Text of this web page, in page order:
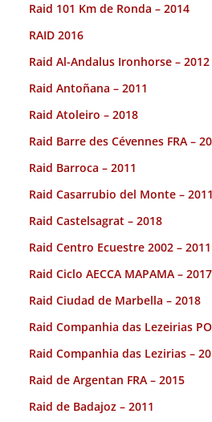
Raid 101 Km de Ronda – 2014
RAID 2016
Raid Al-Andalus Ironhorse – 2012
Raid Antoñana – 2011
Raid Atoleiro – 2018
Raid Barre des Cévennes FRA –
Raid Barroca – 2011
Raid Casarrubio del Monte – 2011
Raid Castelsagrat – 2018
Raid Centro Ecuestre 2002 – 2011
Raid Ciclo AECCA MAPAMA – 2017
Raid Ciudad de Marbella – 2018
Raid Companhia das Lezeirias
Raid Companhia das Lezirias –
Raid de Argentan FRA – 2015
Raid de Badajoz – 2011